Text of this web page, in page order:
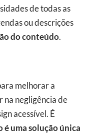
de todas as
ou descrições
do conteúdo.
na negligência de
acessível. É
é uma solução única